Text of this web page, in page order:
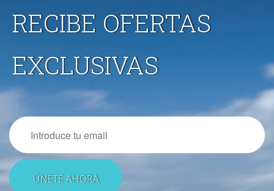
RECIBE OFERTAS
EXCLUSIVAS
Email